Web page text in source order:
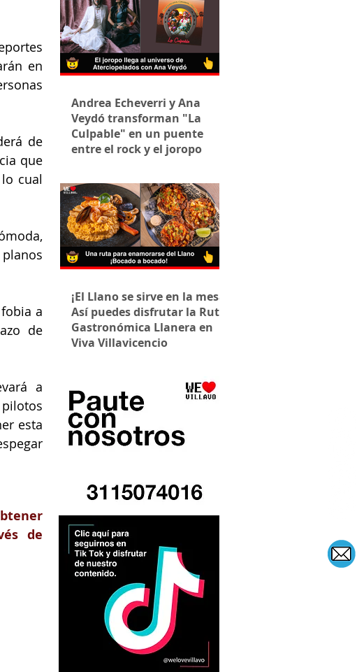
en
de
que
cual
a
de
a
esta
de
Andrea Echeverri y Ana
Veydó transforman "La
Culpable" en un puente
entre el rock y el joropo
¡El Llano se sirve en la mesa!
Así puedes disfrutar la Ruta
Gastronómica Llanera en
Viva Villavicencio